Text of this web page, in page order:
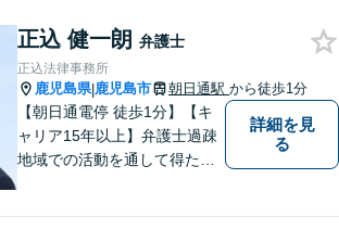
さい。依頼者様との信頼関係
を大切に解決へ向けて尽力い
たします。【休日・夜間対応
可】
正込 健一朗 弁護士
正込法律事務所
鹿児島県|鹿児島市 朝日通駅 から徒歩1分
【朝日通電停 徒歩1分】【キ
ャリア15年以上】弁護士過疎
地域での活動を通して得た経
詳細を見
る